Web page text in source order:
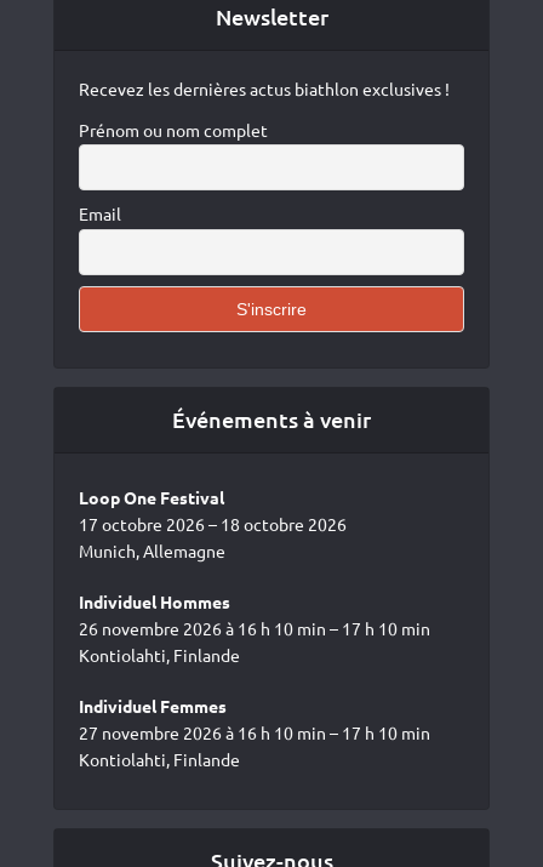
Newsletter
Recevez les dernières actus biathlon exclusives !
Prénom ou nom complet
Email
Événements à venir
Loop One Festival
17 octobre 2026 – 18 octobre 2026
Munich, Allemagne
Individuel Hommes
26 novembre 2026 à 16 h 10 min – 17 h 10 min
Kontiolahti, Finlande
Individuel Femmes
27 novembre 2026 à 16 h 10 min – 17 h 10 min
Kontiolahti, Finlande
Suivez-nous